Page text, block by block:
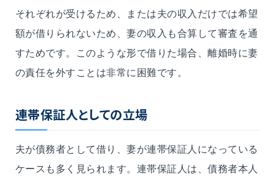
それぞれが受けるため、または夫の収入だけでは希望
額が借りられないため、妻の収入も合算して審査を通
すためです。このような形で借りた場合、離婚時に妻
の責任を外すことは非常に困難です。
連帯保証人としての立場
夫が債務者として借り、妻が連帯保証人になっている
ケースも多く見られます。連帯保証人は、債務者本人